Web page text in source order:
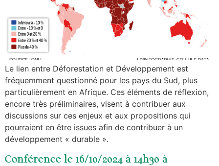
Le lien entre Déforestation et Développement est
fréquemment questionné pour les pays du Sud, plus
particulièrement en Afrique. Ces éléments de réflexion,
encore très préliminaires, visent à contribuer aux
discussions sur ces enjeux et aux propositions qui
pourraient en être issues afin de contribuer à un
développement « durable ».
Conférence le 16/10/2024 à 14h30 à